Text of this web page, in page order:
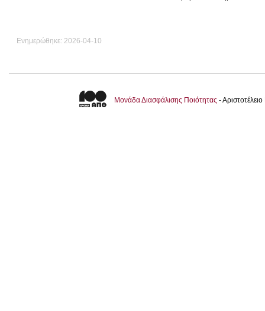
Ενημερώθηκε: 2026-04-10
Μονάδα Διασφάλισης Ποιότητας -